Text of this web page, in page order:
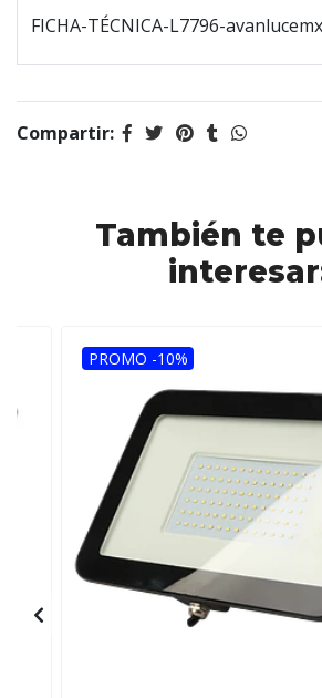
FICHA-TÉCNICA-L7796-
Compartir:
También te
PROMO -10%